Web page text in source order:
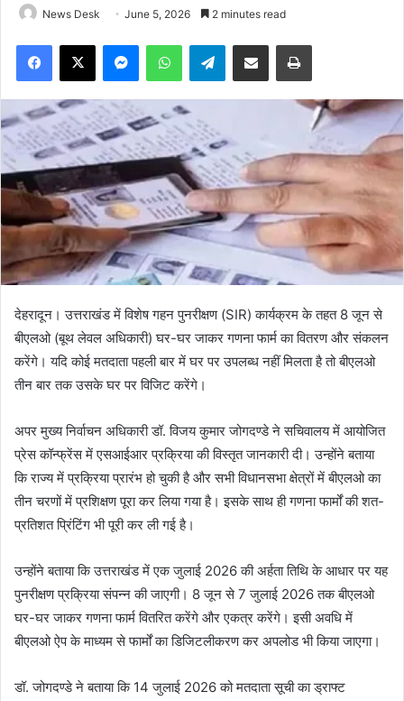
News Desk June 5, 2026 2 minutes read
Facebook
X MessengerWhatsAppTelegramShare via Email Print
देहरादून। उत्तराखंड में विशेष गहन पुनरीक्षण (SIR) कार्यक्रम के तहत 8 जून से
बीएलओ (बूथ लेवल अधिकारी) घर-घर जाकर गणना फार्म का वितरण और संकलन
करेंगे। यदि कोई मतदाता पहली बार में घर पर उपलब्ध नहीं मिलता है तो बीएलओ
तीन बार तक उसके घर पर विजिट करेंगे।
अपर मुख्य निर्वाचन अधिकारी डॉ. विजय कुमार जोगदण्डे ने सचिवालय में आयोजित
प्रेस कॉन्फ्रेंस में एसआईआर प्रक्रिया की विस्तृत जानकारी दी। उन्होंने बताया
कि राज्य में प्रक्रिया प्रारंभ हो चुकी है और सभी विधानसभा क्षेत्रों में बीएलओ का
तीन चरणों में प्रशिक्षण पूरा कर लिया गया है। इसके साथ ही गणना फार्मों की शत-
प्रतिशत प्रिंटिंग भी पूरी कर ली गई है।
उन्होंने बताया कि उत्तराखंड में एक जुलाई 2026 की अर्हता तिथि के आधार पर यह
पुनरीक्षण प्रक्रिया संपन्न की जाएगी। 8 जून से 7 जुलाई 2026 तक बीएलओ
घर-घर जाकर गणना फार्म वितरित करेंगे और एकत्र करेंगे। इसी अवधि में
बीएलओ ऐप के माध्यम से फार्मों का डिजिटलीकरण कर अपलोड भी किया जाएगा।
डॉ. जोगदण्डे ने बताया कि 14 जुलाई 2026 को मतदाता सूची का ड्राफ्ट